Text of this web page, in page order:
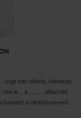
des référés. (Adresse)
le …. à ………….. , attachée
à l’établissement ...